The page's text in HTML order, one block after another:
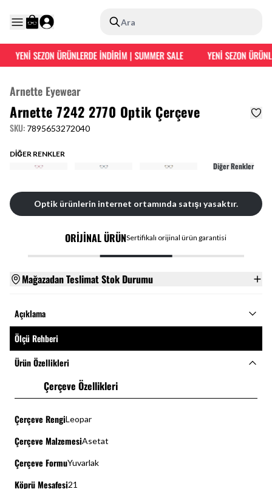
Ara
YENİ SEZON ÜRÜNLERDE İNDİRİM | SUMMER SALE YENİ SEZON
Arnette Eyewear
Arnette 7242 2770 Optik Çerçeve
SKU: 7895653272040
DİĞER RENKLER
Diğer Renkler
Optik ürünlerin internet ortamında satışı yasaktır.
ORİJİNAL ÜRÜNSertifikalı orijinal ürün garantisi
Mağazadan Teslimat Stok Durumu
Açıklama
Ölçü Rehberi
Ürün Özellikleri
Çerçeve Özellikleri
Çerçeve RengiLeopar
Çerçeve MalzemesiAsetat
Çerçeve FormuYuvarlak
Köprü Mesafesi21